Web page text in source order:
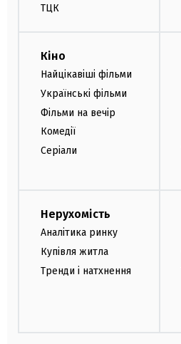
ТЦК
Кіно
Найцікавіші фільми
Українські фільми
Фільми на вечір
Комедії
Серіали
Нерухомість
Аналітика ринку
Купівля житла
Тренди і натхнення